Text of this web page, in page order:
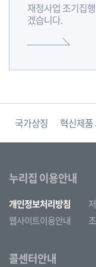
재정사업 조기집
겠습니다.
국가상징 혁신제
누리집 이용안내
개인정보처리방침
웹사이트이용안내
콜센터안내